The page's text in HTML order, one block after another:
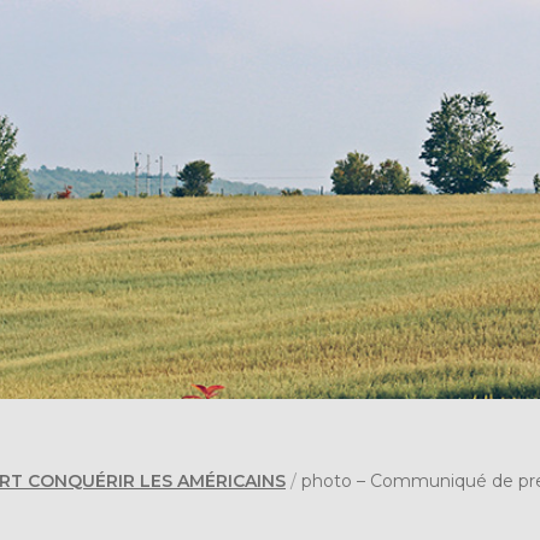
CONQUÉRIR LES AMÉRICAINS / photo – Communiqué de